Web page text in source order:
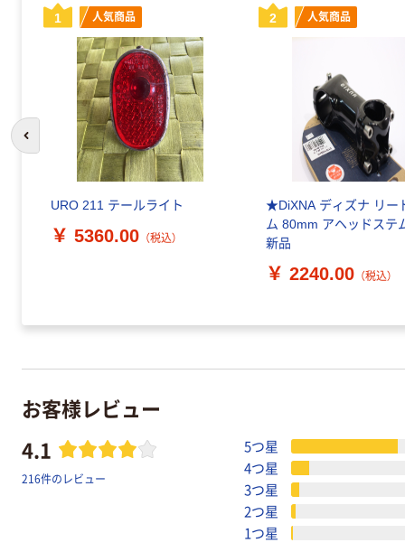
1 人気商品
URO 211 テールライト
￥ 5360.00 （税込）
2 人気商品
★DiXNA ディズナ リー
ム 80mm アヘッドステ
新品
￥ 2240.00 （税込）
前のスライドへ
お客様レビュー
4.1
216件のレビュー
5つ星
4つ星
3つ星
2つ星
1つ星